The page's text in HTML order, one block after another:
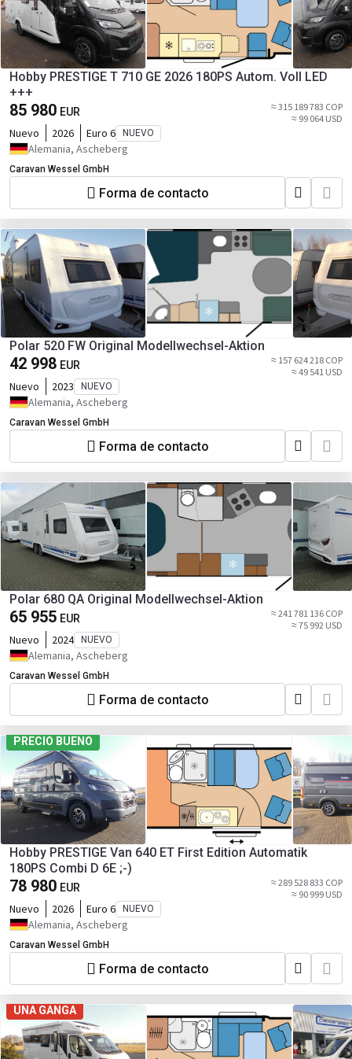
Hobby PRESTIGE T 710 GE 2026 180PS Autom. Voll LED
+++
85 980 EUR
≈ 315 189 783 COP
≈ 99 064 USD
Nuevo 2026 Euro 6 NUEVO
Alemania, Ascheberg
Caravan Wessel GmbH
Forma de contacto
Polar 520 FW Original Modellwechsel-Aktion
42 998 EUR
≈ 157 624 218 COP
≈ 49 541 USD
Nuevo 2023 NUEVO
Alemania, Ascheberg
Caravan Wessel GmbH
Forma de contacto
Polar 680 QA Original Modellwechsel-Aktion
65 955 EUR
≈ 241 781 136 COP
≈ 75 992 USD
Nuevo 2024 NUEVO
Alemania, Ascheberg
Caravan Wessel GmbH
Forma de contacto
PRECIO BUENO
Hobby PRESTIGE Van 640 ET First Edition Automatik
180PS Combi D 6E ;-)
78 980 EUR
≈ 289 528 833 COP
≈ 90 999 USD
Nuevo 2026 Euro 6 NUEVO
Alemania, Ascheberg
Caravan Wessel GmbH
Forma de contacto
UNA GANGA